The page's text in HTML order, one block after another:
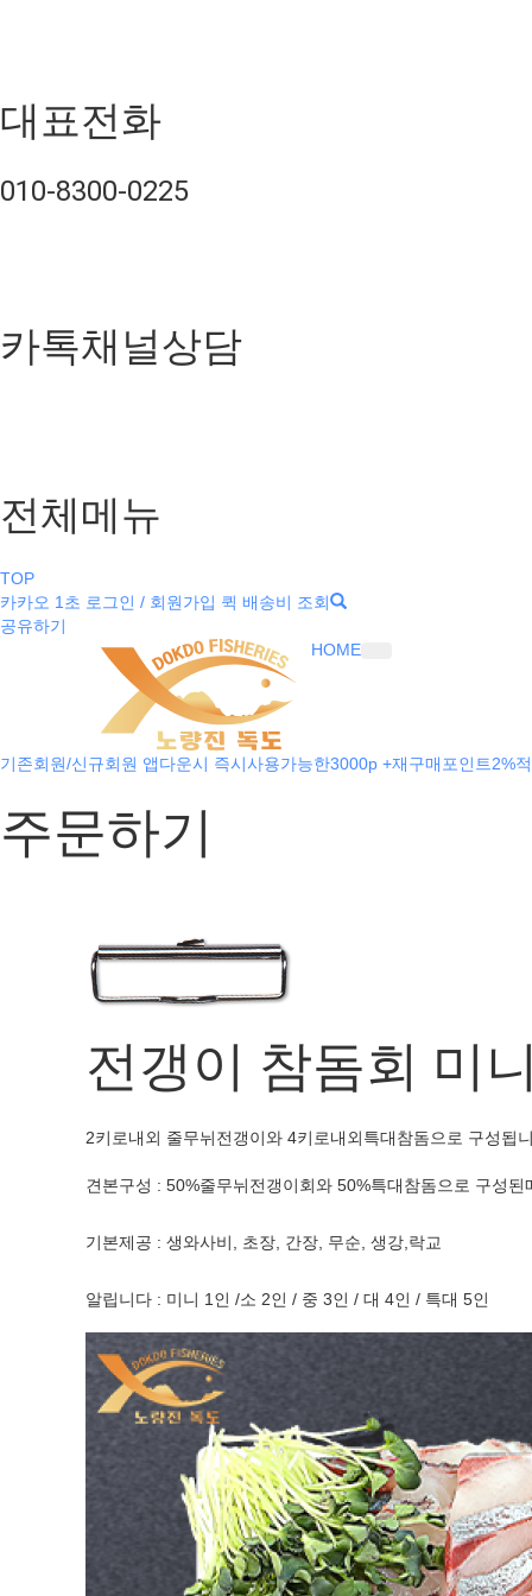
대표전화
010-8300-0225
카톡채널상담
전체메뉴
TOP
카카오 1초 로그인 / 회원가입 퀵 배송비 조회
공유하기
HOME
기존회원/신규회원 앱다운시 즉시사용가능한3000p +재구매포인트2%
주문하기
전갱이 참돔회 미
2키로내외 줄무뉘전갱이와 4키로내외특대참돔으로 구성됩
견본구성 : 50%줄무뉘전갱이회와 50%특대참돔으로 구성된
기본제공 : 생와사비, 초장, 간장, 무순, 생강,락교
알립니다 : 미니 1인 /소 2인 / 중 3인 / 대 4인 / 특대 5인